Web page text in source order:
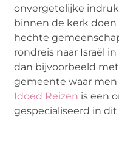
onvergetelijke
binnen de kerk doen
hechte
rondreis naar Israël
dan bijvoorbeeld
gemeente waar
Idoed Reizen is een
gespecialiseerd in